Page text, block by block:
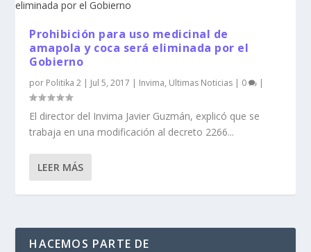
Prohibición para uso medicinal de
amapola y coca será eliminada por el
Gobierno
por Politika 2 | Jul 5, 2017 | Invima, Ultimas Noticias | 0 |
El director del Invima Javier Guzmán, explicó que se
trabaja en una modificación al decreto 2266...
LEER MÁS
HACEMOS PARTE DE